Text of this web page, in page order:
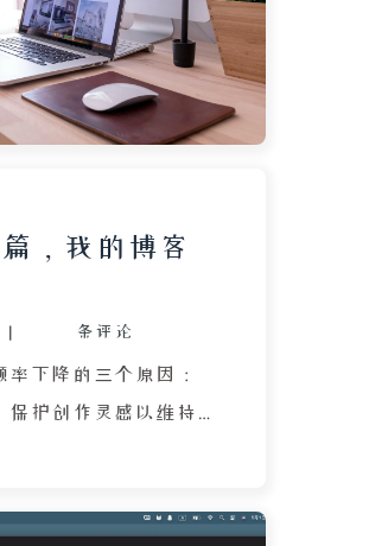
对比了高考结束后
满期待。最后作者提
参加 MongoDB 用户大
并反过来请求读者祝
，我的博客
| 条评论
下降的三个原因：
保护创作灵感以维持
说”页面分享日常碎